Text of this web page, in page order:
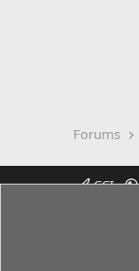
Forums
CCI